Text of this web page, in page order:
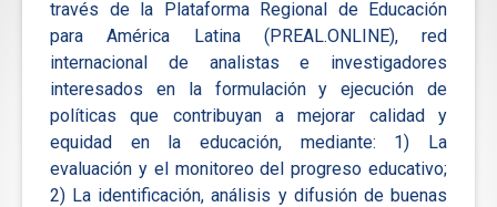
través de la Plataforma Regional de Educación
para América Latina (PREAL.ONLINE), red
internacional de analistas e investigadores
interesados en la formulación y ejecución de
políticas que contribuyan a mejorar calidad y
equidad en la educación, mediante: 1) La
evaluación y el monitoreo del progreso educativo;
2) La identificación, análisis y difusión de buenas